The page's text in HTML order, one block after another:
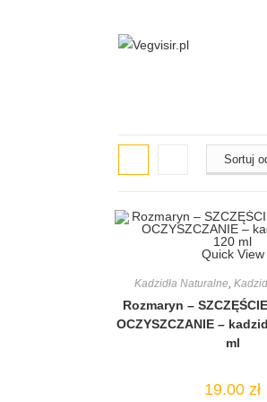
Quick View
Kadzidła Naturalne,
Rozmaryn –
OCZYSZCZANIE –
ml
19.00 zł